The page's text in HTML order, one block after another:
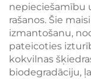
nepieciešamību
rašanos. Šie
izmantošanu,
pateicoties
kokvilnas
biodegradāciju,